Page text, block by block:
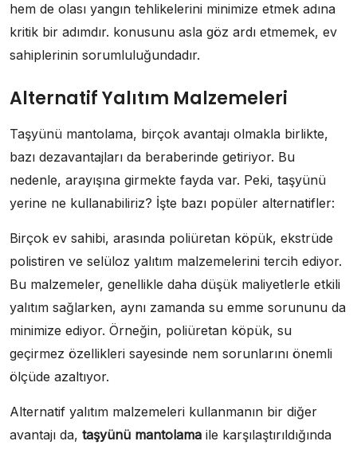
hem de olası yangın tehlikelerini minimize etmek adına
kritik bir adımdır. konusunu asla göz ardı etmemek, ev
sahiplerinin sorumluluğundadır.
Alternatif Yalıtım Malzemeleri
Taşyünü mantolama, birçok avantajı olmakla birlikte,
bazı dezavantajları da beraberinde getiriyor. Bu
nedenle, arayışına girmekte fayda var. Peki, taşyünü
yerine ne kullanabiliriz? İşte bazı popüler alternatifler:
Birçok ev sahibi, arasında poliüretan köpük, ekstrüde
polistiren ve selüloz yalıtım malzemelerini tercih ediyor.
Bu malzemeler, genellikle daha düşük maliyetlerle etkili
yalıtım sağlarken, aynı zamanda su emme sorununu da
minimize ediyor. Örneğin, poliüretan köpük, su
geçirmez özellikleri sayesinde nem sorunlarını önemli
ölçüde azaltıyor.
Alternatif yalıtım malzemeleri kullanmanın bir diğer
avantajı da, taşyünü mantolama ile karşılaştırıldığında